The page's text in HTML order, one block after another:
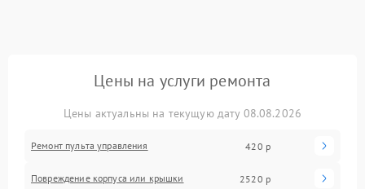
Цены на услуги ремонта
Цены актуальны на текущую дату 08.08.2026
Ремонт пульта управления 420 р
Повреждение корпуса или крышки 2520 р